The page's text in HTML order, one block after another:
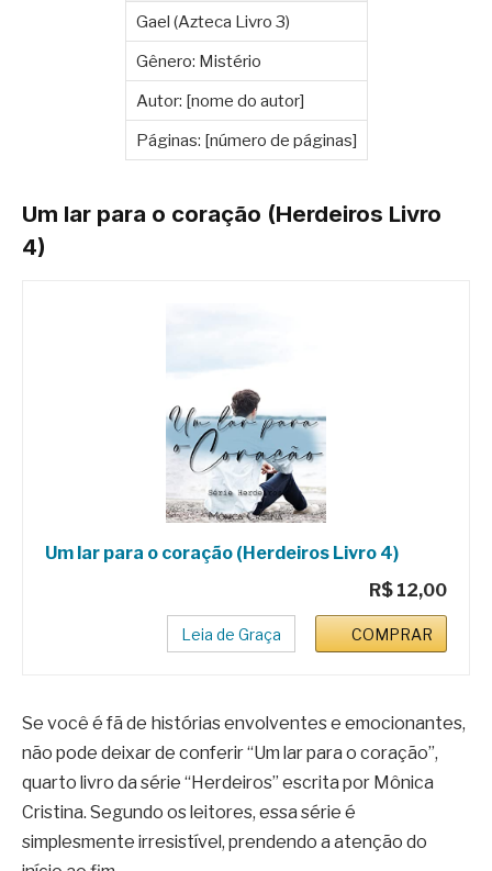
Gael (Azteca Livro 3)
Gênero: Mistério
Autor: [nome do autor]
Páginas: [número de páginas]
Um lar para o coração (Herdeiros Livro
4)
Um lar para o coração (Herdeiros Livro 4)
R$ 12,00
Leia de Graça COMPRAR
Se você é fã de histórias envolventes e emocionantes,
não pode deixar de conferir “Um lar para o coração”,
quarto livro da série “Herdeiros” escrita por Mônica
Cristina. Segundo os leitores, essa série é
simplesmente irresistível, prendendo a atenção do